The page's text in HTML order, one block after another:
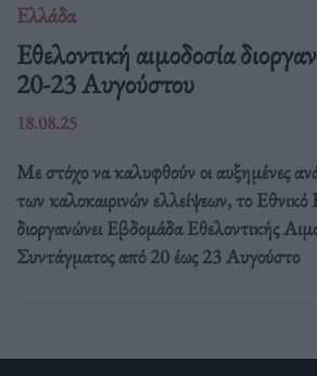
Ελλάδα
Eθελοντική αιμοδοσία
20-23 Αυγούστου
18.08.25
Με στόχο να καλυφθούν οι αυξημένες
των καλοκαιρινών ελλείψεων, το Εθνικό
διοργανώνει Εβδομάδα Εθελοντικής
Συντάγματος από 20 έως 23 Αυγούστο